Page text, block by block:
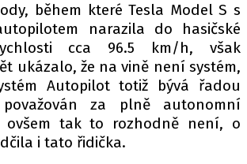
ETICKÝ KODEX
KONTAKT
VYDAVATEL
INZERCE
OSOBNÍ ÚDAJE / COOKIES
během které Tesla Model S s
narazila do hasičské
cca 96.5 km/h, však
ukázalo, že na vině není systém,
Autopilot totiž bývá řadou
za plně autonomní
ovšem tak to rozhodně není, o
i tato řidička.